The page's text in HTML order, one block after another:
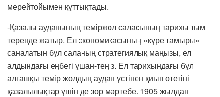
мерейтойымен құттықтады.
-Қазалы ауданының теміржол саласының тарихы тым
тереңде жатыр. Ел экономикасының «күре тамыры»
саналатын бұл саланың стратегиялық маңызы, ел
алдындағы еңбегі ұшан-теңіз. Ел тарихындағы бұл
алғашқы темір жолдың аудан үстінен қиып өтетіні
қазалылықтар үшін де зор мәртебе. 1905 жылдан